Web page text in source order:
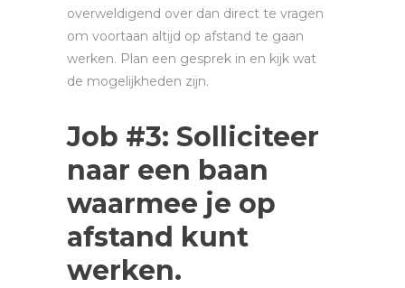
overweldigend over dan direct te vragen
om voortaan altijd op afstand te gaan
werken. Plan een gesprek in en kijk wat
de mogelijkheden zijn.
Job #3: Solliciteer
naar een baan
waarmee je op
afstand kunt
werken.